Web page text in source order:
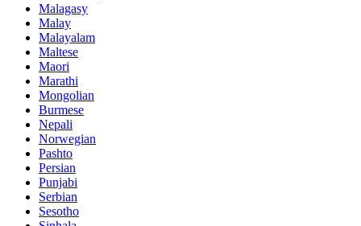
Malagasy
Malay
Malayalam
Maltese
Maori
Marathi
Mongolian
Burmese
Nepali
Norwegian
Pashto
Persian
Punjabi
Serbian
Sesotho